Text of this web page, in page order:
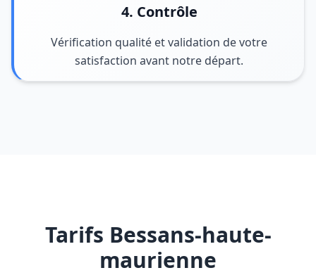
4. Contrôle
Vérification qualité et validation de votre
satisfaction avant notre départ.
Tarifs Bessans-haute-
maurienne